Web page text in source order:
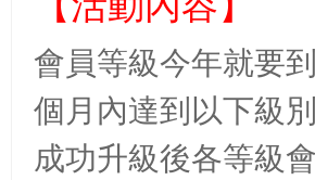
會員等級今年就要
個月內達到以下級
成功升級後各等級